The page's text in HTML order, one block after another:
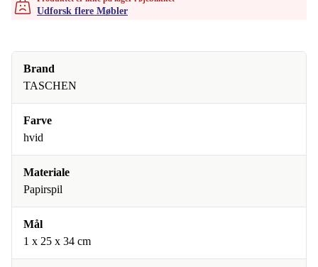
Udforsk flere Møbler
Brand
TASCHEN
Farve
hvid
Materiale
Papirspil
Mål
1 x 25 x 34 cm